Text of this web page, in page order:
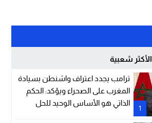
الأكثر شعبية
1
ترامب يجدد اعتراف واشنطن بسيادة
المغرب على الصحراء ويؤكد: الحكم
الذاتي هو الأساس الوحيد للحل